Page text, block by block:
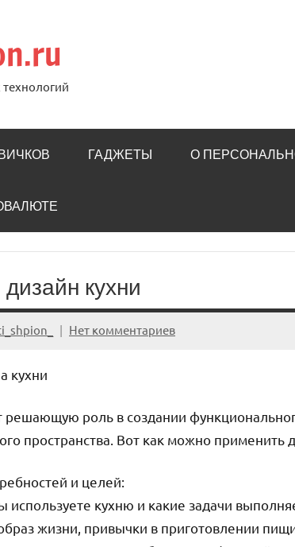
ГАДЖЕТЫ О
кухни
Нет комментариев
кухни
решающую роль в создании
пространства. Вот как можно применить
и целей:
используете кухню и какие задачи
жизни, привычки в приготовлении